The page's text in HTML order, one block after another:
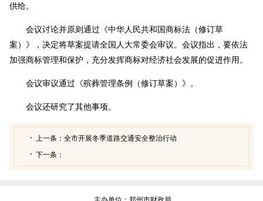
供给。
会议讨论并原则通过《中华人民共和国商标法（修订草
案）》，决定将草案提请全国人大常委会审议。会议指出，要依法
加强商标管理和保护，充分发挥商标对经济社会发展的促进作用。
会议审议通过《殡葬管理条例（修订草案）》。
会议还研究了其他事项。
上一条： 全市开展冬季道路交通安全整治行动
下一条：